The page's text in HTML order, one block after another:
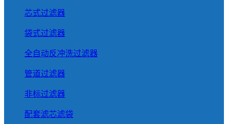
芯式过滤器
袋式过滤器
全自动反冲洗过滤器
管道过滤器
非标过滤器
配套滤芯滤袋